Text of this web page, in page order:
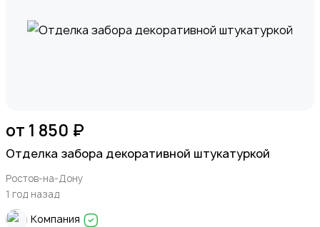
от 1 850 ₽
Отделка забора декоративной штукатуркой
Ростов-на-Дону
1 год назад
Компания